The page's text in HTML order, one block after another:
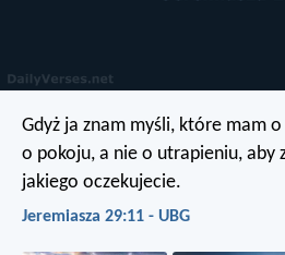
Gdyż ja znam myśli, które mam
o pokoju, a nie o utrapieniu, aby
jakiego oczekujecie.
Jeremiasza 29:11 - UBG